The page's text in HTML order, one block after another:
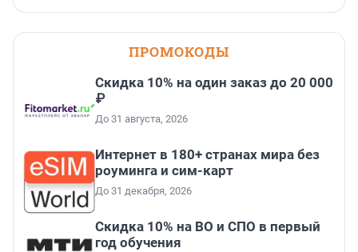
ПРОМОКОДЫ
Скидка 10% на один заказ до 20 000
₽
До 31 августа, 2026
Интернет в 180+ странах мира без
роуминга и сим-карт
До 31 декабря, 2026
Скидка 10% на ВО и СПО в первый
год обучения